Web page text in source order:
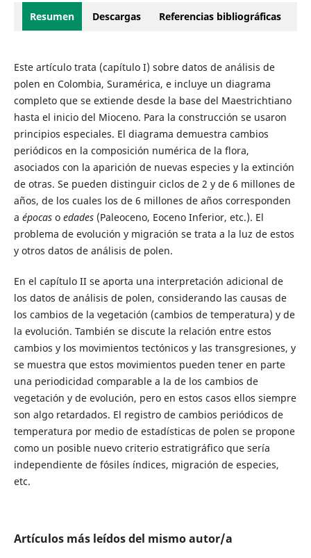
Resumen Descargas Referencias bibliográficas
Este artículo trata (capítulo I) sobre datos de análisis de
polen en Colombia, Suramérica, e incluye un diagrama
completo que se extiende desde la base del Maestrichtiano
hasta el inicio del Mioceno. Para la construcción se usaron
principios especiales. El diagrama demuestra cambios
periódicos en la composición numérica de la flora,
asociados con la aparición de nuevas especies y la extinción
de otras. Se pueden distinguir ciclos de 2 y de 6 millones de
años, de los cuales los de 6 millones de años corresponden
a épocas o edades (Paleoceno, Eoceno Inferior, etc.). El
problema de evolución y migración se trata a la luz de estos
y otros datos de análisis de polen.
En el capítulo II se aporta una interpretación adicional de
los datos de análisis de polen, considerando las causas de
los cambios de la vegetación (cambios de temperatura) y de
la evolución. También se discute la relación entre estos
cambios y los movimientos tectónicos y las transgresiones, y
se muestra que estos movimientos pueden tener en parte
una periodicidad comparable a la de los cambios de
vegetación y de evolución, pero en estos casos ellos siempre
son algo retardados. El registro de cambios periódicos de
temperatura por medio de estadísticas de polen se propone
como un posible nuevo criterio estratigráfico que sería
independiente de fósiles índices, migración de especies,
etc.
Artículos más leídos del mismo autor/a